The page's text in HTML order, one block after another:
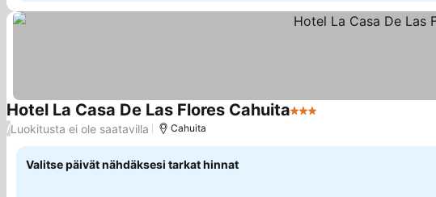
Hotel La Casa De Las Flores Cahuita3 Tähtiluokitus
/Luokitusta ei ole saatavilla Cahuita
Valitse päivät nähdäksesi tarkat hinnat